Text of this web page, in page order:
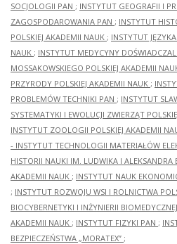
SOCJOLOGII PAN ; INSTYTUT GEOGRAFII I
ZAGOSPODAROWANIA PAN ; INSTYTUT
POLSKIEJ AKADEMII NAUK ; INSTYTUT
NAUK ; INSTYTUT MEDYCYNY
MOSSAKOWSKIEGO POLSKIEJ AKADEMII
PRZYRODY POLSKIEJ AKADEMII NAUK ;
PROBLEMÓW TECHNIKI PAN ; INSTYTUT
SYSTEMATYKI I EWOLUCJI ZWIERZĄT
INSTYTUT ZOOLOGII POLSKIEJ AKADEMII
- INSTYTUT TECHNOLOGII MATERIAŁÓW
HISTORII NAUKI IM. LUDWIKA I ALEKSANDRA
AKADEMII NAUK ; INSTYTUT NAUK
; INSTYTUT ROZWOJU WSI I ROLNICTWA
BIOCYBERNETYKI I INŻYNIERII
AKADEMII NAUK ; INSTYTUT FIZYKI PAN ;
BEZPIECZEŃSTWA „MORATEX” ;